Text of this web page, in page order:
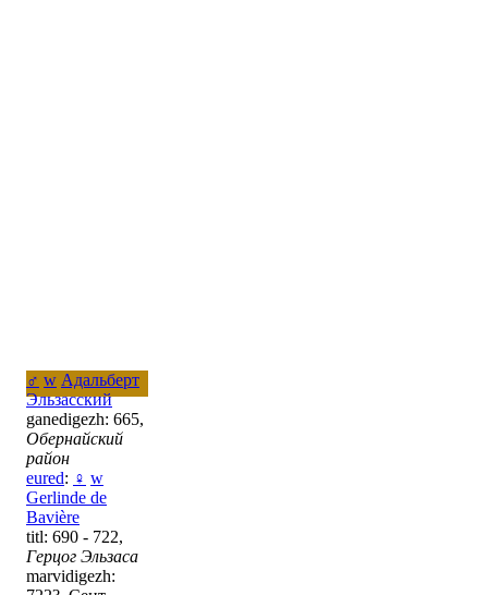
♂ w Адальберт
Эльзасский
ganedigezh: 665,
Обернайский
район
eured: ♀ w
Gerlinde de
Bavière
titl: 690 - 722,
Герцог Эльзаса
marvidigezh: